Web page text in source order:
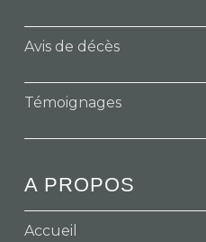
Avis de décès
Témoignages
A PROPOS
Accueil